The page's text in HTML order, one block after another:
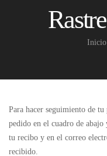
Inicio
Para hacer seguimiento de
pedido en el cuadro de
tu recibo y en el correo
recibido.